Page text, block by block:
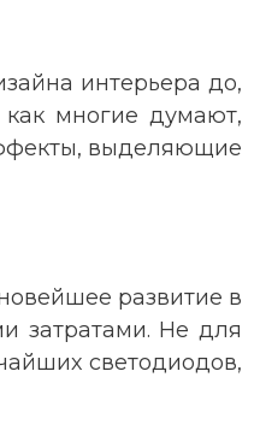
интерьера до,
как многие думают,
выделяющие
развитие в
затратами. Не для
светодиодов,